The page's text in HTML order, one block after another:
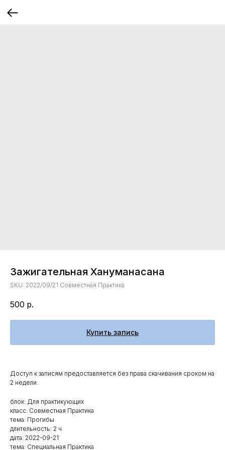
Зажигательная Хануманасана
SKU: 2022/09/21 Совместная Практика
500 р.
Купить запись
Доступ к записям предоставляется без права скачивания сроком на
2 недели.
блок: Для практикующих
класс: Совместная Практика
тема: Прогибы
длительность: 2 ч
дата: 2022-09-21
тема: Специальная Практика